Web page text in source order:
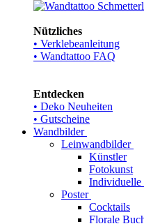
Nützliches
• Verklebeanleitung
• Wandtattoo FAQ
Entdecken
• Deko Neuheiten
• Gutscheine
Wandbilder
Leinwandbilder
Künstler
Fotokunst
Individuelle
Poster
Cocktails
Florale